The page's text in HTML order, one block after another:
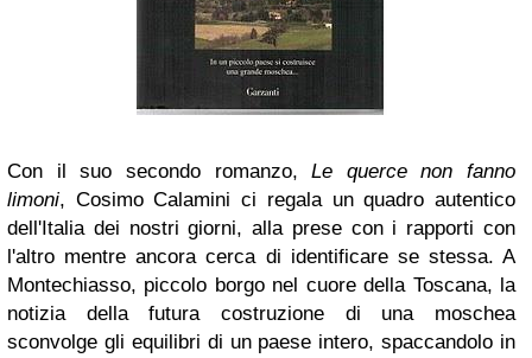
Con il suo secondo romanzo,Le querce non fanno
limoni, Cosimo Calamini ci regala un quadro autentico
dell'Italia dei nostri giorni, alla prese con i rapporti con
l'altro mentre ancora cerca di identificare se stessa. A
Montechiasso, piccolo borgo nel cuore della Toscana, la
notizia della futura costruzione di una moschea
sconvolge gli equilibri di un paese intero, spaccandolo in